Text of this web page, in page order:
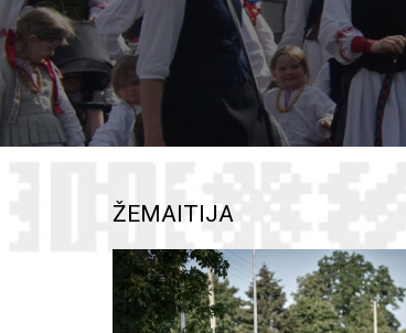
ŽEMAITIJA